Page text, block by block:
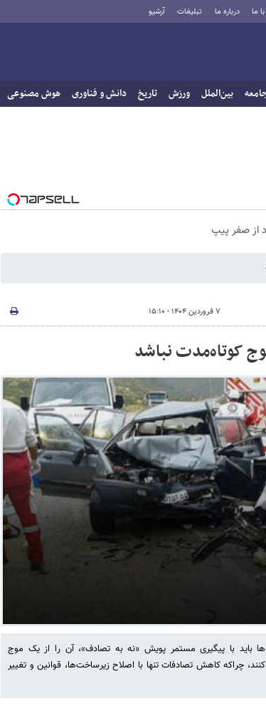
ما درباره ما تبلیغات آرشیو
بین‌الملل ورزش تاریخ دانش و فناوری هوش مصنوعی
۷ فروردین ۱۴۰۴ - ۱۵:۱۰
کوتاه‌مدت نباشد
باید با پیگیری مستمر پویش «نه به تصادف»، آن را از یک موج
چراکه کاهش تصادفات تنها با اصلاح زیرساخت‌ها، قوانین و تغییر